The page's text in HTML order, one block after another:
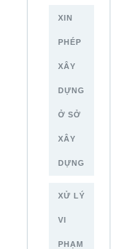
XIN
PHÉP
XÂY
DỰNG
Ở SỞ
XÂY
DỰNG
XỬ LÝ
VI
PHẠM